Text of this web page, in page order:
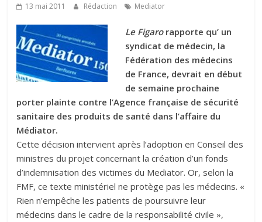
13 mai 2011 Rédaction Mediator
Le Figarorapporte qu’ un
syndicat de médecin, la
Fédération des médecins
de France, devrait en début
de semaine prochaine
porter plainte contre l’Agence française de sécurité
sanitaire des produits de santé dans l’affaire du
Médiator.
Cette décision intervient après l’adoption en Conseil des
ministres du projet concernant la création d’un fonds
d’indemnisation des victimes du Mediator. Or, selon la
FMF, ce texte ministériel ne protège pas les médecins. «
Rien n’empêche les patients de poursuivre leur
médecins dans le cadre de la responsabilité civile »,